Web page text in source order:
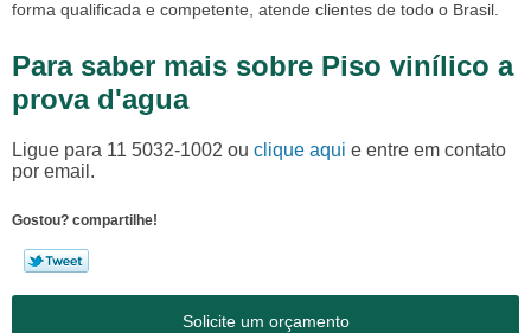
forma qualificada e competente, atende clientes de todo o Brasil.
Para saber mais sobre Piso vinílico a
prova d'agua
Ligue para 11 5032-1002 ou clique aqui e entre em contato
por email.
Gostou? compartilhe!
Solicite um orçamento